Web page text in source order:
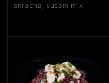
sriracha, susam mix